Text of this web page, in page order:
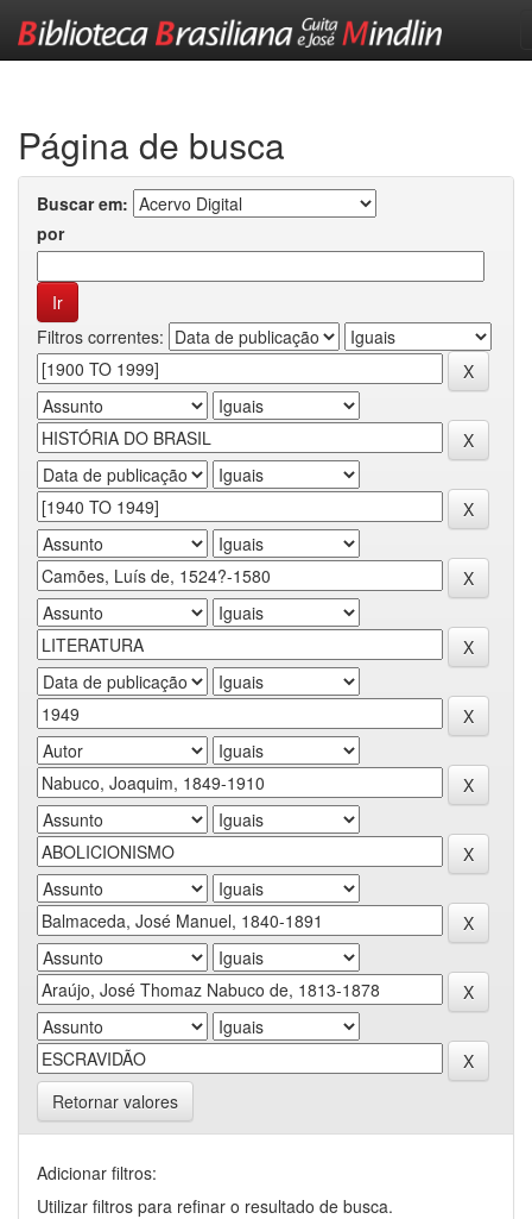
Página de busca
Buscar em:
por
Filtros correntes:
Retornar valores
Adicionar filtros:
Utilizar filtros para refinar o resultado de busca.